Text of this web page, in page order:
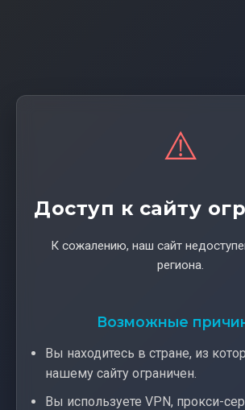
⚠️
Доступ к сайту
К сожалению, наш сайт
региона.
Возможные
Вы находитесь в стране, из
нашему сайту ограничен.
Вы используете VPN, прокси-